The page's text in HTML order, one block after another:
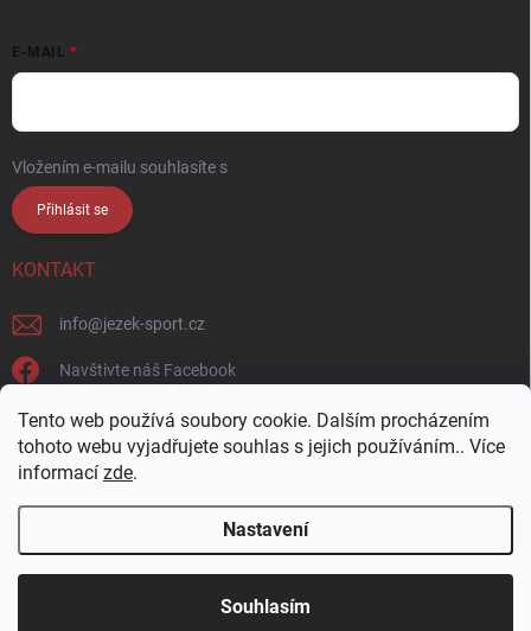
Tento web používá soubory cookie. Dalším procházením
tohoto webu vyjadřujete souhlas s jejich používáním.. Více
informací zde.
Nastavení
Souhlasím
Přijďte si vybrat osobně! Široká nabídka materiálů a
E-MAIL
Vložením e-mailu souhlasíte s
Přihlásit se
KONTAKT
info@jezek-sport.cz
Navštivte náš Facebook
jezek_sport_np/
Copyright 2026Ježek sport s.r.o.. Všechna práva vyhrazena.Upravit
nastavení cookies